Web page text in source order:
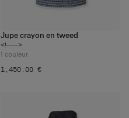
Jupe crayon en tweed
<!---->
1 couleur
‌1,450.00 €